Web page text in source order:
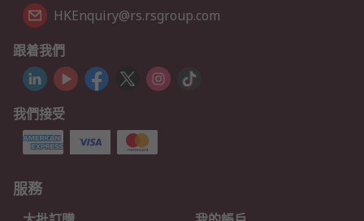
HKEnquiry@rs.rsgroup.com
跟着我們
我們接受
服務